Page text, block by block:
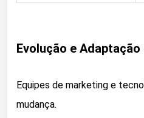
Evolução e
Equipes de marketing e
mudança.